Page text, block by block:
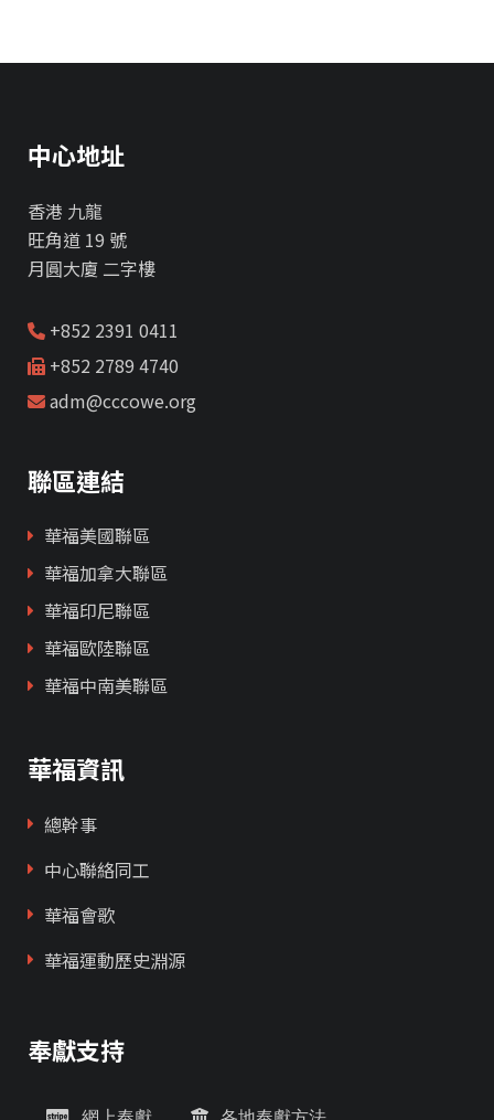
中心地址
香港 九龍
旺角道 19 號
月圓大廈 二字樓
+852 2391 0411
+852 2789 4740
adm@cccowe.org
聯區連結
華福美國聯區
華福加拿大聯區
華福印尼聯區
華福歐陸聯區
華福中南美聯區
華福資訊
總幹事
中心聯絡同工
華福會歌
華福運動歷史淵源
奉獻支持